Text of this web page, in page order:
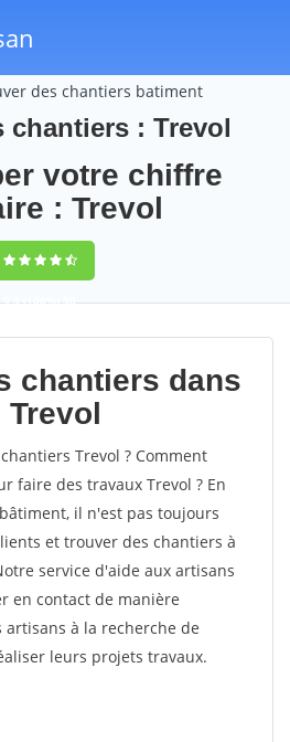
des chantiers batiment
chantiers : Trevol
votre chiffre
: Trevol
9,5(100%)56
votes
chantiers dans
Trevol ? Comment
faire des travaux Trevol ? En
il n'est pas toujours
et trouver des chantiers à
service d'aide aux artisans
en contact de manière
artisans à la recherche de
leurs projets travaux.